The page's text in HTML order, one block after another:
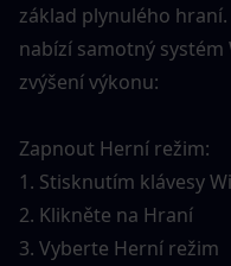
základ plynulého
nabízí samotný
zvýšení výkonu:
Zapnout Herní režim:
1. Stisknutím klávesy
2. Klikněte na Hraní
3. Vyberte Herní režim